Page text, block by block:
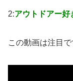
2:アウトドアー好
この動画は注目で